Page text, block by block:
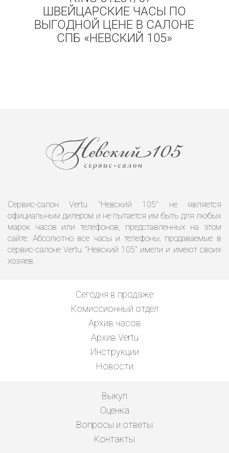
ШВЕЙЦАРСКИЕ ЧАСЫ ПО
ВЫГОДНОЙ ЦЕНЕ В САЛОНЕ
СПБ «НЕВСКИЙ 105»
Сервис-салон Vertu "Невский 105" не является
официальным дилером и не пытается им быть для любых
марок часов или телефонов, представленных на этом
сайте. Абсолютно все часы и телефоны, продаваемые в
сервис-салоне Vertu "Невский 105" имели и имеют своих
хозяев.
Сегодня в продаже
Комиссионный отдел
Архив часов
Архив Vertu
Инструкции
Новости
Выкуп
Оценка
Вопросы и ответы
Контакты